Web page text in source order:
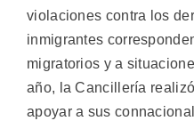
violaciones contra los
inmigrantes
migratorios y a
año, la Cancillería
apoyar a sus